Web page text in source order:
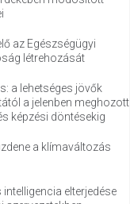
az Egészségügyi
létrehozását
a lehetséges jövők
a jelenben meghozott
képzési döntésekig
a klímaváltozás
elterjedése